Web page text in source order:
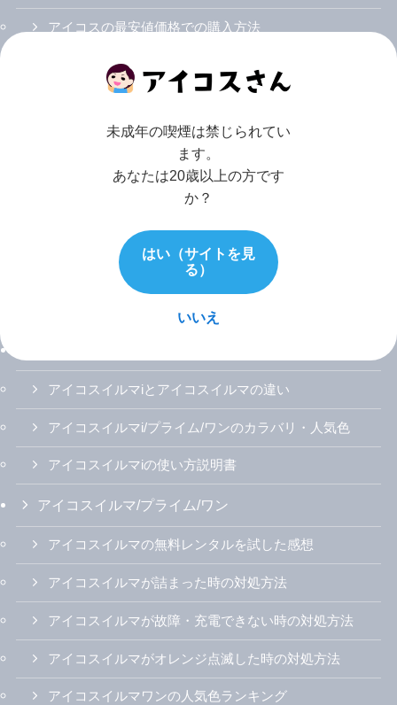
アイコスの最安値価格での購入方法
アイコスの14日間無料レンタルプログラム
アイコス公式カスタマーセンター電話番号
テリア人気フレーバーランキング
アイコス全フレーバーの選び方
アイコスイルマ初のニコチン0スティック「ザサード
アイコスイルマiとアイコスイルマの違い
アイコスイルマi/プライム/ワンのカラバリ・人気色
アイコスイルマiの使い方説明書
アイコスイルマ/プライム/ワン
アイコスイルマの無料レンタルを試した感想
アイコスイルマが詰まった時の対処方法
アイコスイルマが故障・充電できない時の対処方法
アイコスイルマがオレンジ点滅した時の対処方法
アイコスイルマワンの人気色ランキング
未成年の喫煙は禁じられてい
ます。
あなたは20歳以上の方です
か？
はい（サイトを見
る）
いいえ